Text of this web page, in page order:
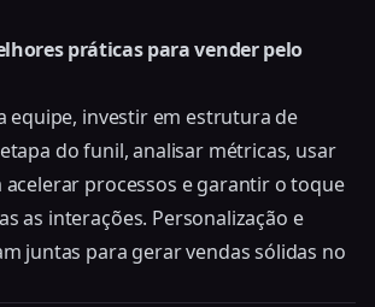
práticas para vender pelo
equipe, investir em estrutura de
do funil, analisar métricas, usar
processos e garantir o toque
as interações. Personalização e
juntas para gerar vendas sólidas no